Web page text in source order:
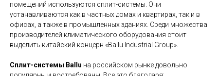
помещений используются сплит-системы. Они
устанавливаются как в частных домах и квартирах, так и в
офисах, а также в промышленных зданиях. Среди множества
производителей климатического оборудования стоит
выделить китайский концерн «Ballu Industrial Group».
Сплит-системы Ballu на российском рынке довольно